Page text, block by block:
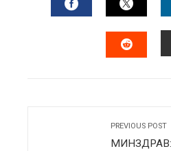
FACEBOOK
PREVIOUS POST